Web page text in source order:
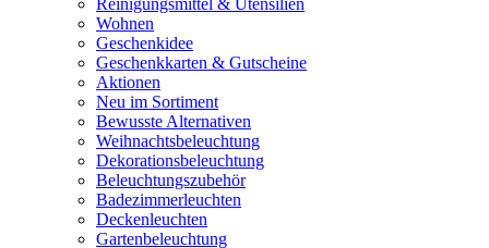
Reinigungsmittel & Utensilien
Wohnen
Geschenkidee
Geschenkkarten & Gutscheine
Aktionen
Neu im Sortiment
Bewusste Alternativen
Weihnachtsbeleuchtung
Dekorationsbeleuchtung
Beleuchtungszubehör
Badezimmerleuchten
Deckenleuchten
Gartenbeleuchtung